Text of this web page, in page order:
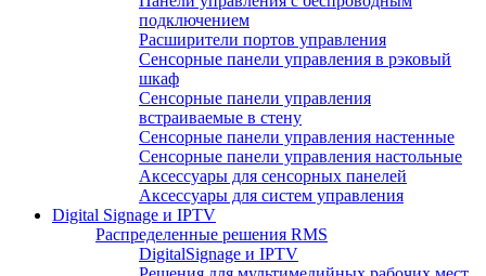
подключением
Расширители портов управления
Сенсорные панели управления в рэковый
шкаф
Сенсорные панели управления
встраиваемые в стену
Сенсорные панели управления настенные
Сенсорные панели управления настольные
Аксессуары для сенсорных панелей
Аксессуары для систем управления
Digital Signage и IPTV
Распределенные решения RMS
DigitalSignage и IPTV